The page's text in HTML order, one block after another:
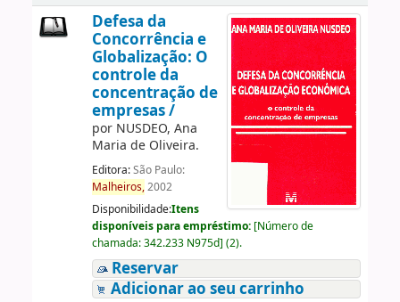
Defesa da
Concorrência e
Globalização: O
controle da
concentração de
empresas /
por NUSDEO, Ana
Maria de Oliveira.
Editora:São Paulo:
Malheiros,2002
Disponibilidade:Itens
disponíveis para empréstimo: [Número de
chamada:342.233 N975d] (2).
Reservar
Adicionar ao seu carrinho